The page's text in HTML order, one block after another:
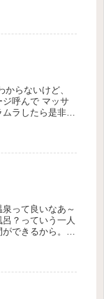
らないけど、
呼んで マッサ
ラしたら是非！
って良いなあ～
？っていう一人
できるから。